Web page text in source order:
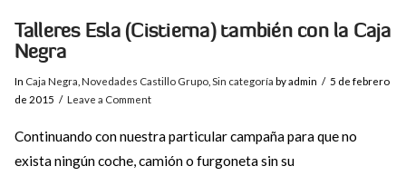
Talleres Esla (Cistierna) también con la Caja
Negra
In Caja Negra Novedades Castillo Grupo, Sin categoría by admin
5 de febrero
de 2015
Leave a Comment
Continuando con nuestra particular campaña para que no
exista ningún coche, camión o furgoneta sin su